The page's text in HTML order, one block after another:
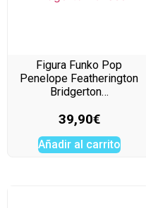
Figura Funko Pop
Penelope Featherington
Bridgerton…
39,90€
Añadir al carrito